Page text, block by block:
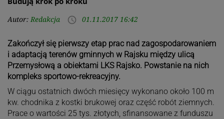
Autor: Redakcja access_time 01.11.2017 16:42
Zakończył się pierwszy etap prac nad zagospodarowaniem
i adaptacją terenów gminnych w Rajsku między ulicą
Przemysłową a obiektami LKS Rajsko. Powstanie na nich
kompleks sportowo-rekreacyjny.
W ciągu ostatnich dwóch miesięcy wykonano około 100 m
kw. chodnika z kostki brukowej oraz część robót ziemnych.
Prace o wartości 25 tys. złotych, sfinansowane z funduszu